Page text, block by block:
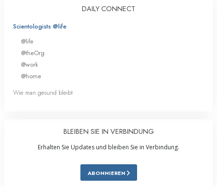
DAILY CONNECT
Scientologists @life
@life
@theOrg
@work
@home
Wie man gesund bleibt
BLEIBEN SIE IN VERBINDUNG
Erhalten Sie Updates und bleiben Sie in Verbindung.
ABONNIEREN